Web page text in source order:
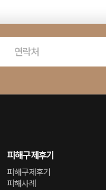
피해구제후기
피해구제후기
피해사례